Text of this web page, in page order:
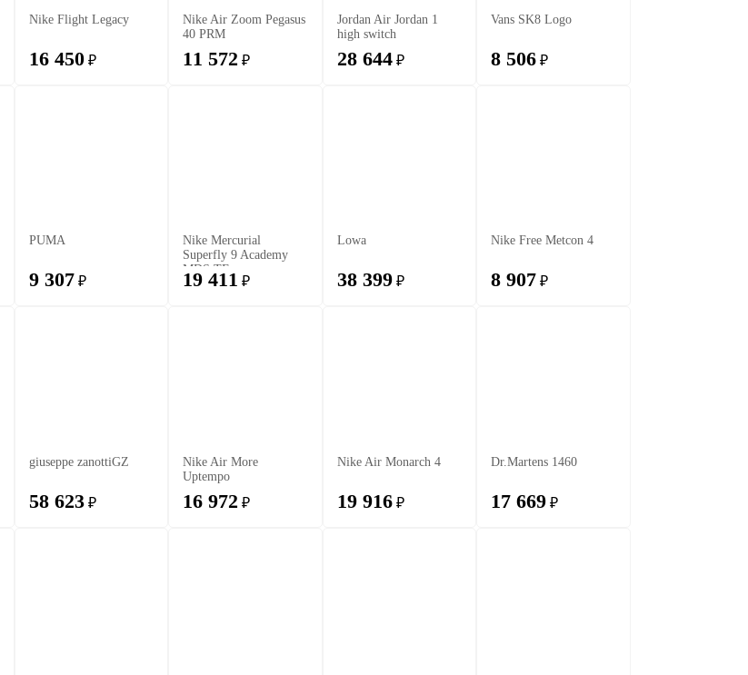
Nike Flight Legacy
16 450₽
Nike Air Zoom Pegasus
40 PRM
11 572 ₽
Jordan Air Jordan 1
high switch
28 644₽
Vans SK8 Logo
8 506 ₽
PUMA
9 307 ₽
Nike Mercurial
Superfly 9 Academy
MDS TF
19 411 ₽
Lowa
38 399₽
Nike Free Metcon 4
8 907 ₽
giuseppe zanottiGZ
58 623₽
Nike Air More
Uptempo
16 972 ₽
Nike Air Monarch 4
19 916₽
Dr.Martens 1460
17 669 ₽